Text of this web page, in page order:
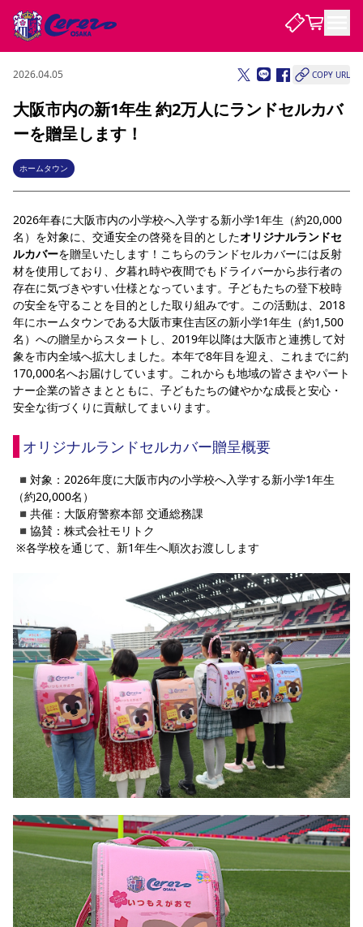
試合・チーム
試合について
試合日程 / 結果
チームについて
選手・スタッフ スケジュール メディア情報 アクセス レディース
アカデミー
ハナサカプレーヤー 歴代所属選手
観戦する
チケット
チケット情報 販売スケジュール 価格・席種 購入方法
シーズンシート 法人シーズンシート 福祉サービス
団体チケット
特定興行入場券 譲渡サービス リセールサービス
観戦ガイド
初めて観戦ガイド キッズ向けサービス グルメ
マッチデープログラム
観戦マナー&ルール ビジターサポーター観戦ガイド 公式アプリ
スタジアム
YANMAR HANASAKA STADIUM
DAZNで観戦
アウェイツアー
よくある質問
よくある質問
クラブを知る
セレッソ大阪について
クラブ紹介 沿革 シーズン記録 求人情報
サポートする
パートナー企業募集中 セレッソ大阪VISAカード サポートスタッフ
セレッソアイデアちょうだいな
応援商店街
Lise（ライセンスビジネス）
サステナビリティ
サステナビリティポリシー SDGsのゴール
スポーツクラブ
関連団体/施設
長居公園 セレッソフットサルパーク セレッソフットサルパーク長居
子供のサッカースクール
その他スポーツクラブ
ファンクラブ
ファンクラブ
SAKURA SOCIO 招待券引換方法 まいセレチケット 会員規定
婚姻届・出生届・命名書
ニュース
ニュース
すべて チーム グッズ チケット イベント ファンクラブ
ホームタウン
パートナー スポーツクラブ メディア 30周年
レディース
アカデミー
2026.04.05 COPY URL
大阪市内の新1年生 約2万人にランドセルカバ
ーを贈呈します！
ホームタウン
2026年春に大阪市内の小学校へ入学する新小学1年生（約20,000
名）を対象に、交通安全の啓発を目的としたオリジナルランドセ
ルカバーを贈呈いたします！こちらのランドセルカバーには反射
材を使用しており、夕暮れ時や夜間でもドライバーから歩行者の
存在に気づきやすい仕様となっています。子どもたちの登下校時
の安全を守ることを目的とした取り組みです。この活動は、2018
年にホームタウンである大阪市東住吉区の新小学1年生（約1,500
名）への贈呈からスタートし、2019年以降は大阪市と連携して対
象を市内全域へ拡大しました。本年で8年目を迎え、これまでに約
170,000名へお届けしています。これからも地域の皆さまやパート
ナー企業の皆さまとともに、子どもたちの健やかな成長と安心・
安全な街づくりに貢献してまいります。
オリジナルランドセルカバー贈呈概要
（約20,000名）
◾️共催：大阪府警察本部 交通総務課
◾️協賛：株式会社モリトク
※各学校を通じて、新1年生へ順次お渡しします